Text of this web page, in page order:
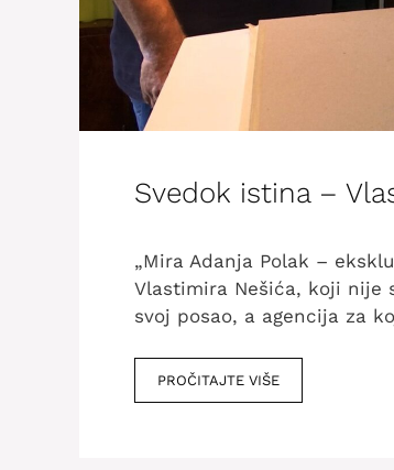
Svedok istina –
„Mira Adanja Polak –
Vlastimira Nešića, koji nije
svoj posao, a agencija za
PROČITAJTE VIŠE